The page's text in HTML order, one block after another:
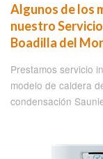
Algunos de los
nuestro
Boadilla del
Prestamos servicio
modelo de caldera
condensación